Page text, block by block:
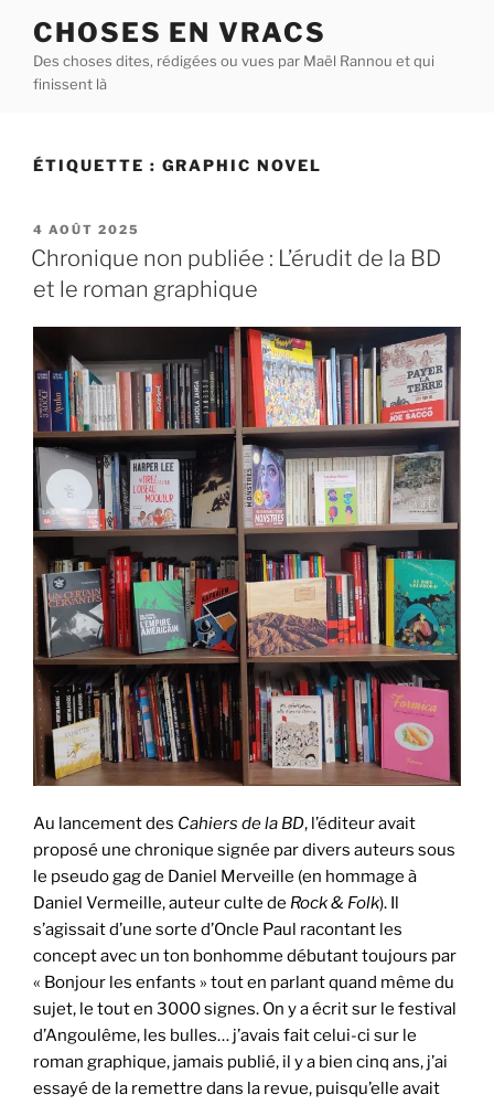
contenu
principal
CHOSES EN VRACS
Des choses dites, rédigées ou vues par Maël Rannou et qui
finissent là
ÉTIQUETTE : GRAPHIC NOVEL
PUBLIÉ
LE
4 AOÛT 2025
Chronique non publiée : L’érudit de la BD
et le roman graphique
Au lancement des Cahiers de la BD, l’éditeur avait
proposé une chronique signée par divers auteurs sous
le pseudo gag de Daniel Merveille (en hommage à
Daniel Vermeille, auteur culte de Rock & Folk). Il
s’agissait d’une sorte d’Oncle Paul racontant les
concept avec un ton bonhomme débutant toujours par
« Bonjour les enfants » tout en parlant quand même du
sujet, le tout en 3000 signes. On y a écrit sur le festival
d’Angoulême, les bulles… j’avais fait celui-ci sur le
roman graphique, jamais publié, il y a bien cinq ans, j’ai
essayé de la remettre dans la revue, puisqu’elle avait